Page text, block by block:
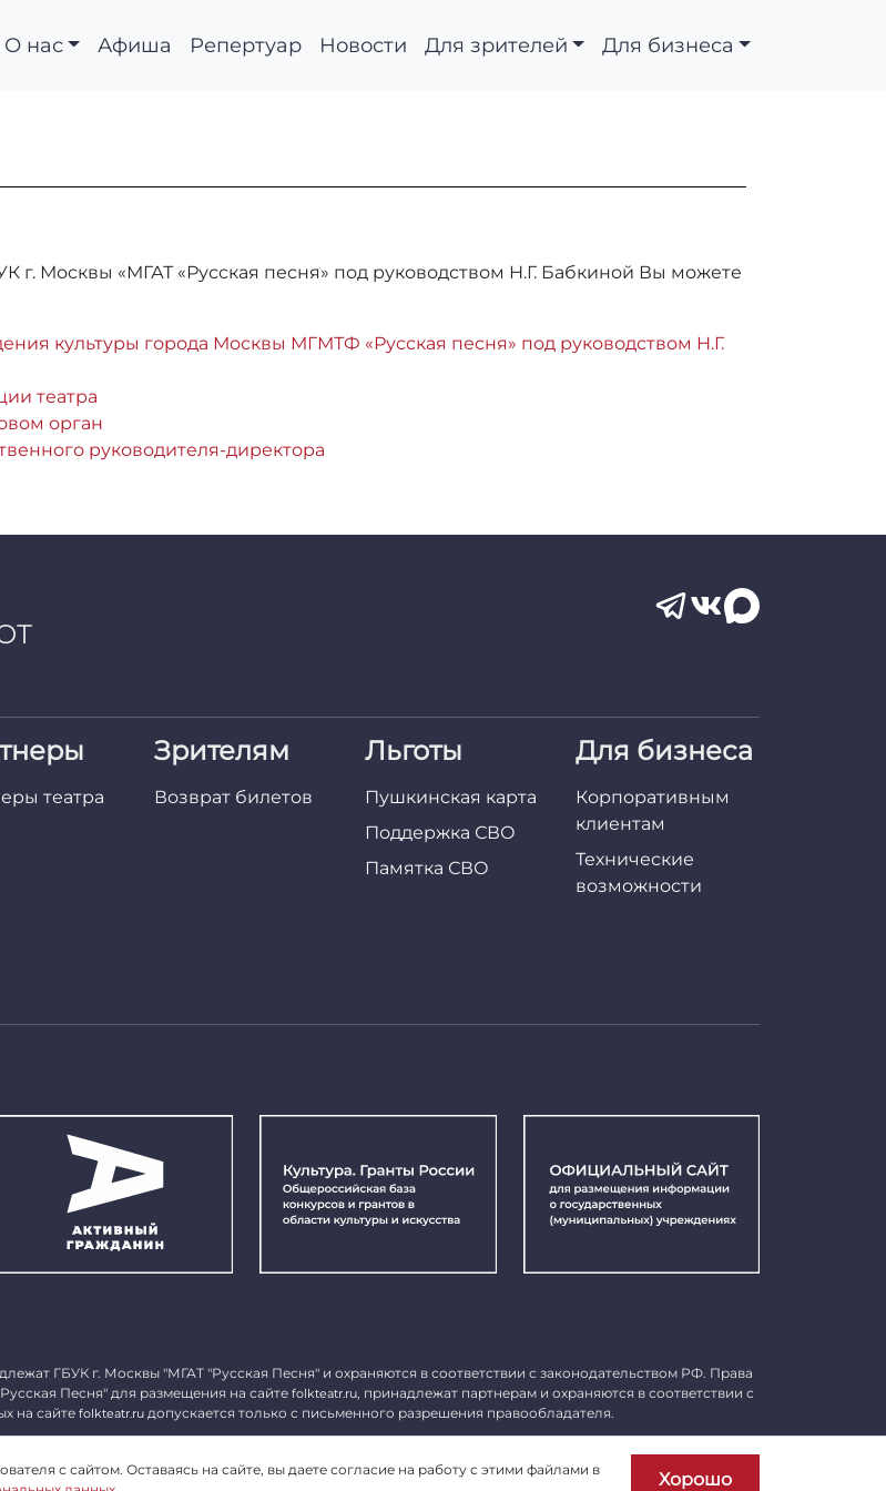
О нас Афиша Репертуар Новости Для зрителей Для бизнеса
г. Москвы «МГАТ «Русская песня» под руководством Н.Г. Бабкиной Вы можете
культуры города Москвы МГМТФ «Русская песня» под руководством Н.Г.
театра
орган
руководителя-директора
театра
Зрителям
Возврат билетов
Льготы
Пушкинская карта
Поддержка СВО
Памятка СВО
Для бизнеса
Корпоративным
клиентам
Технические
возможности
ГБУК г. Москвы "МГАТ "Русская Песня" и охраняются в соответствии с законодательством РФ. Права
Песня" для размещения на сайте folkteatr.ru, принадлежат партнерам и охраняются в соответствии с
на сайте folkteatr.ru допускается только с письменного разрешения правообладателя.
Пользовательское соглашение
с сайтом. Оставаясь на сайте, вы даете согласие на работу с этими файлами в
Хорошо